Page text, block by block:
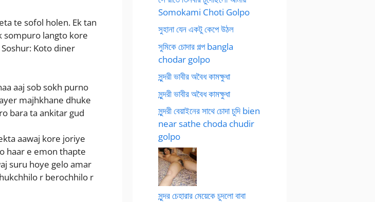
te sofol holen. Ek tan
sompuro langto kore
Koto diner
aaj sob sokh purno
majhkhane dhuke
bara ta ankitar gud
aawaj kore joriye
haar e emon thapte
suru hoye gelo amar
r berochhilo r
Somokami Choti Golpo
সুহানা যেন একটু কেপে উঠল
সুমিকে চোদার গল্প bangla
chodar golpo
সুন্দরী ভাবীর অবৈধ কামক্ষুধা
সুন্দরী ভাবীর অবৈধ কামক্ষুধা
সুন্দরী বেয়াইনের সাথে চোদা চুদি bien
near sathe choda chudir
golpo
সুন্দর চেহারার মেয়েকে চুদলো বাবা